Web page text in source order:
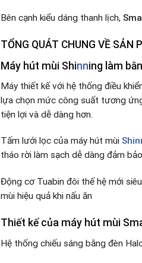
Bên cạnh kiểu dáng thanh lịch,
TỔNG QUÁT CHUNG VỀ SẢN
Máy hút mùi Shinning làm
Máy thiết kế với hệ thống điều
lựa chọn mức công suất tương
tiện lợi và dễ dàng hơn.
Tấm lưới lọc của máy hút mùi
tháo rời làm sạch dễ dàng đảm
Động cơ Tuabin đôi thế hệ mới
mùi hiệu quả khi nấu ăn
Thiết kế của máy hút mùi
Hệ thống chiếu sáng bằng đèn